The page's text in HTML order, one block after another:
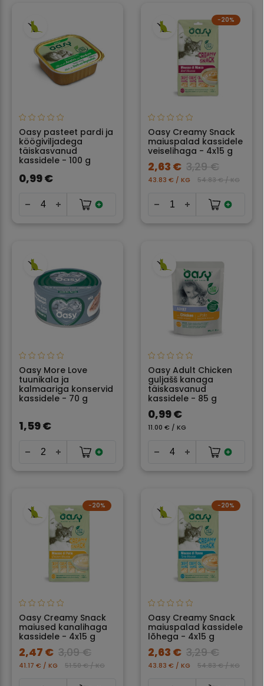
Oasy pasteet pardi ja
köögiviljadega
täiskasvanud
kassidele - 100 g
0,99 €
−20%
Oasy Creamy Snack
maiuspalad kassidele
veiselihaga - 4x15 g
2,63 € 3,29 €
43.83 € / KG 54.83 € / KG
Oasy More Love
tuunikala ja
kalmaariga konservid
kassidele - 70 g
1,59 €
Oasy Adult Chicken
guljašš kanaga
täiskasvanud
kassidele - 85 g
0,99 €
11.00 € / KG
−20%
Oasy Creamy Snack
maiused kanalihaga
kassidele - 4x15 g
2,47 € 3,09 €
41.17 € / KG 51.50 € / KG
−20%
Oasy Creamy Snack
maiuspalad kassidele
lõhega - 4x15 g
2,63 € 3,29 €
43.83 € / KG 54.83 € / KG